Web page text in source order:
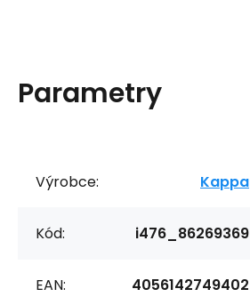
Parametry
Výrobce: Kappa
Kód: i476_86269369
EAN: 4056142749402